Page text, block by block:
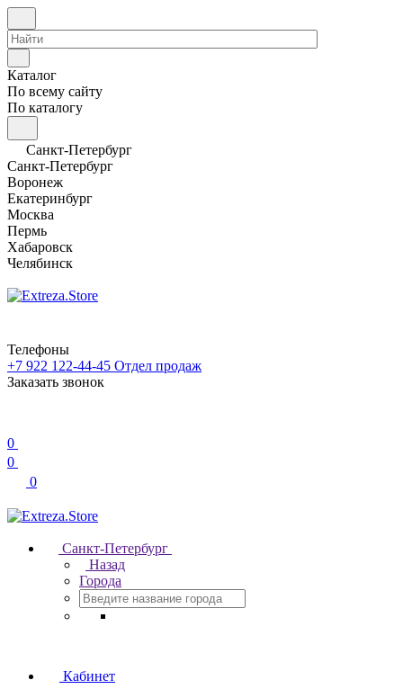
Каталог
По всему сайту
По каталогу
Санкт-Петербург
Санкт-Петербург
Воронеж
Екатеринбург
Москва
Пермь
Хабаровск
Челябинск
Телефоны
+7 922 122-44-45 Отдел продаж
Заказать звонок
0
0
0
Санкт-Петербург
Назад
Города
Кабинет